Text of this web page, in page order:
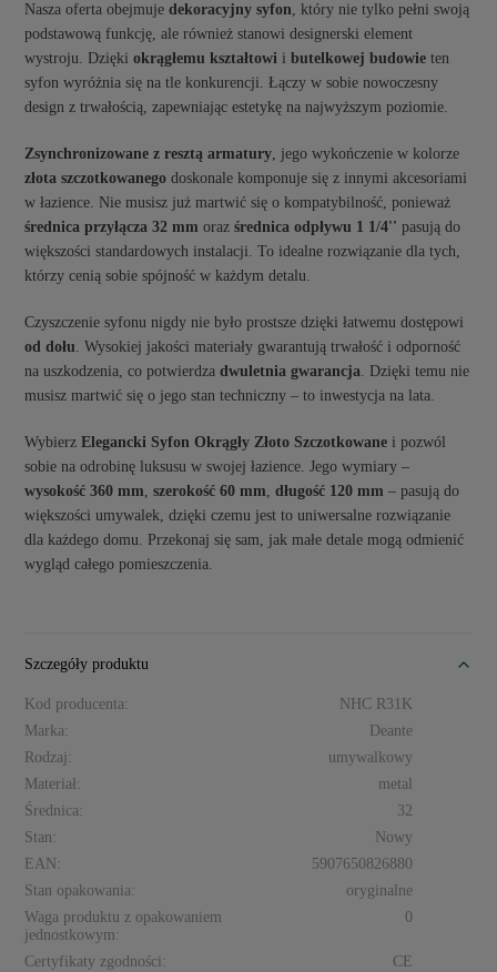
Nasza oferta obejmujedekoracyjny syfon, który nie tylko pełni swoją
podstawową funkcję, ale również stanowi designerski element
wystroju. Dziękiokrągłemu kształtowi ibutelkowej budowie ten
syfon wyróżnia się na tle konkurencji. Łączy w sobie nowoczesny
design z trwałością, zapewniając estetykę na najwyższym poziomie.
Zsynchronizowane z resztą armatury, jego wykończenie w kolorze
złota szczotkowanego doskonale komponuje się z innymi akcesoriami
w łazience. Nie musisz już martwić się o kompatybilność, ponieważ
średnica przyłącza 32 mm orazśrednica odpływu 1 1/4'' pasują do
większości standardowych instalacji. To idealne rozwiązanie dla tych,
którzy cenią sobie spójność w każdym detalu.
Czyszczenie syfonu nigdy nie było prostsze dzięki łatwemu dostępowi
od dołu. Wysokiej jakości materiały gwarantują trwałość i odporność
na uszkodzenia, co potwierdzadwuletnia gwarancja. Dzięki temu nie
musisz martwić się o jego stan techniczny – to inwestycja na lata.
WybierzElegancki Syfon Okrągły Złoto Szczotkowane i pozwól
sobie na odrobinę luksusu w swojej łazience. Jego wymiary –
wysokość 360 mm,szerokość 60 mm,długość 120 mm – pasują do
większości umywalek, dzięki czemu jest to uniwersalne rozwiązanie
dla każdego domu. Przekonaj się sam, jak małe detale mogą odmienić
wygląd całego pomieszczenia.
Szczegóły produktu
Kod producenta:
NHC R31K
Marka:
Deante
Rodzaj:
umywalkowy
Materiał:
metal
Średnica:
32
Stan:
Nowy
EAN:
5907650826880
Stan opakowania:
oryginalne
Waga produktu z opakowaniem
jednostkowym:
0
Certyfikaty zgodności: CE